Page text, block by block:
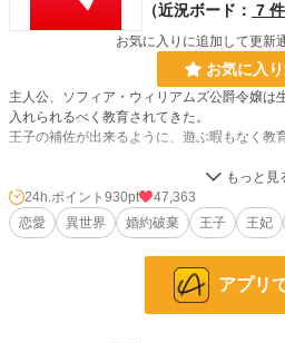
（近況ボード： 7 件
お気に入りに追加して更新
お気に入
主人公、ソフィア・ウィリアムズ公爵令嬢は
入れられるべく教育されてきた。
王子の補佐が出来るように、遊ぶ暇もなく教
しかしある日王子は突然平民の女性を連れて
した。
ソフィアは「私はどうなるのですか？」と問
て……。
今まで費やされた時間や努力のことを訴える
24h.ポイント 930pt
47,363
恋愛
異世界 婚約破棄 王子 王妃
アプリ